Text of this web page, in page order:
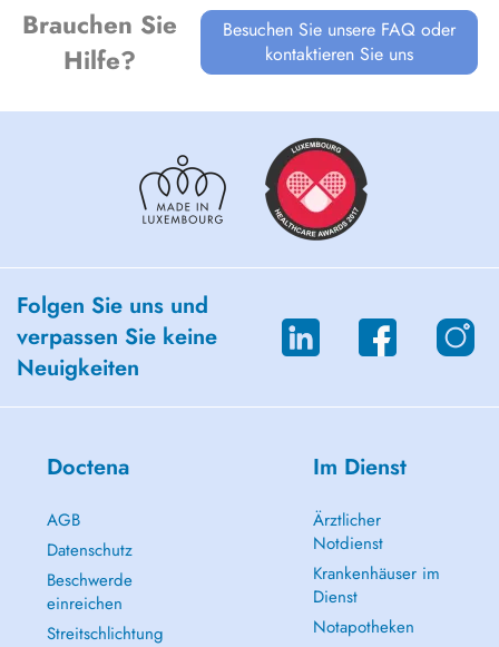
- neurosis (including war neurosis)
- depression
- panic attacks
- kids developmental
- interpersonal realtionships and family problems
- adaptation to new life conditions
Brauchen Sie
Hilfe?
Besuchen Sie unsere FAQ oder
kontaktieren Sie uns
Folgen Sie uns und
verpassen Sie keine
Neuigkeiten
Doctena
AGB
Datenschutz
Beschwerde
einreichen
Streitschlichtung
Im Dienst
Ärztlicher
Notdienst
Krankenhäuser im
Dienst
Notapotheken